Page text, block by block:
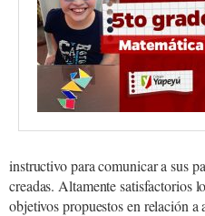
instructivo para comunicar a sus
creadas. Altamente satisfactorios
objetivos propuestos en relación a